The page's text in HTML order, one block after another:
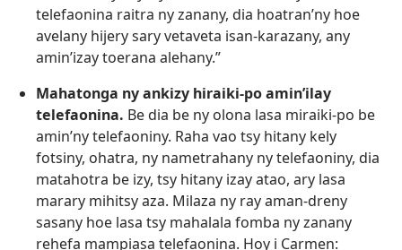
telefaonina raitra ny zanany, dia hoatran’ny hoe
avelany hijery sary vetaveta isan-karazany, any
amin’izay toerana alehany.”
Mahatonga ny ankizy hiraiki-po amin’ilay
telefaonina. Be dia be ny olona lasa miraiki-po be
amin’ny telefaoniny. Raha vao tsy hitany kely
fotsiny, ohatra, ny nametrahany ny telefaoniny, dia
matahotra be izy, tsy hitany izay atao, ary lasa
marary mihitsy aza. Milaza ny ray aman-dreny
sasany hoe lasa tsy mahalala fomba ny zanany
rehefa mampiasa telefaonina. Hoy i Carmen: